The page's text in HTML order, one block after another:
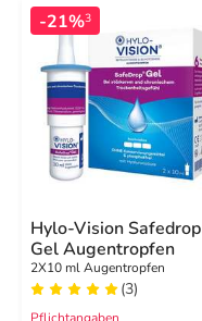
-21%3
Hylo-Vision Safedrop
Gel Augentropfen
2X10 ml Augentropfen
(3)